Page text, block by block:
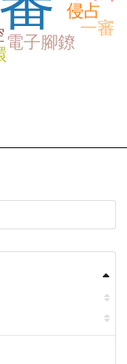
電子腳鐐
侵占
一審